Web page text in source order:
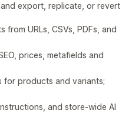
export, replicate, or revert
URLs, CSVs, PDFs, and
prices, metafields and
for products and variants;
and store-wide AI